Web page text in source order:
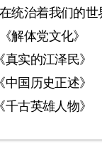
在统治着我们的世
《解体党文化》
《真实的江泽民》
《中国历史正述》
《千古英雄人物》